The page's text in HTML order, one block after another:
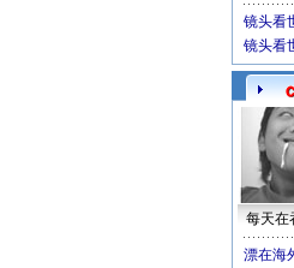
镜头看
镜头看
每天在
漂在海